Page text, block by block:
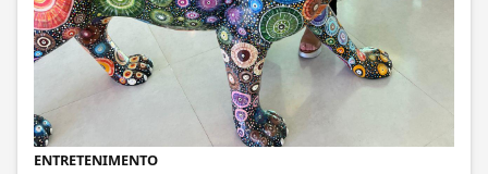
ENTRETENIMENTO